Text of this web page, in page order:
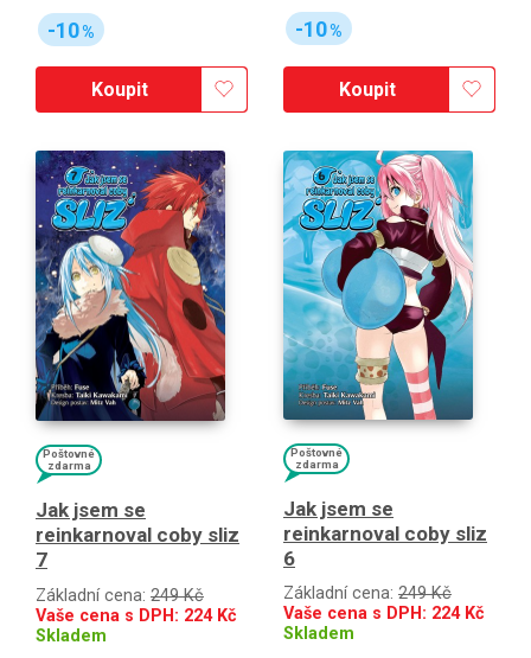
-10%
Koupit
-10%
Koupit
Poštovné
zdarma
Jak jsem se
reinkarnoval coby sliz
7
Základní cena: 249 Kč
Vaše cena s DPH: 224Kč
Skladem
Poštovné
zdarma
Jak jsem se
reinkarnoval coby sliz
6
Základní cena: 249 Kč
Vaše cena s DPH: 224Kč
Skladem